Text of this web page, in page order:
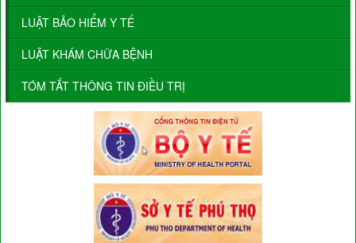
LUẬT BẢO HIỂM Y TẾ
LUẬT KHÁM CHỮA BỆNH
TÓM TẮT THÔNG TIN ĐIỀU TRỊ